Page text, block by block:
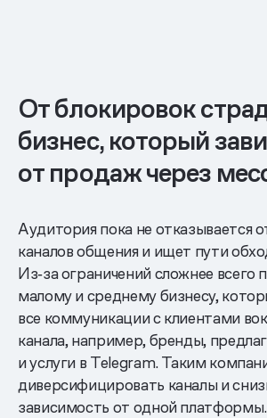
От блокировок
бизнес, который
от продаж через
Аудитория пока не отказывается
каналов общения и ищет пути
Из‑за ограничений сложнее всего
малому и среднему бизнесу,
все коммуникации с клиентами
канала, например, бренды,
и услуги в Telegram. Таким
диверсифицировать каналы и
зависимость от одной платформы.